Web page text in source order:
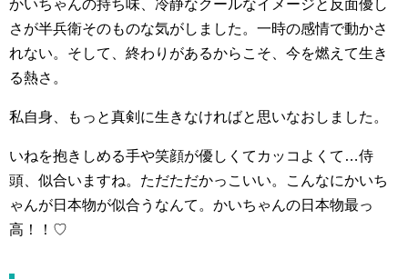
かいちゃんの持ち味、冷静なクールなイメージと反面優し
さが半兵衛そのものな気がしました。一時の感情で動かさ
れない。そして、終わりがあるからこそ、今を燃えて生き
る熱さ。
私自身、もっと真剣に生きなければと思いなおしました。
いねを抱きしめる手や笑顔が優しくてカッコよくて…侍
頭、似合いますね。ただただかっこいい。こんなにかいち
ゃんが日本物が似合うなんて。かいちゃんの日本物最っ
高！！♡